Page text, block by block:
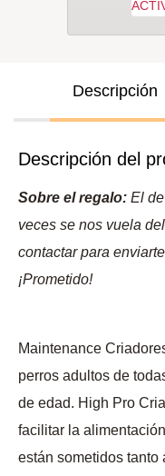
Descripción
Descripción del
Sobre el regalo: El
veces se nos vuela
contactar para
¡Prometido!
Maintenance
perros adultos de
de edad. High Pro
facilitar la
están sometidos tanto